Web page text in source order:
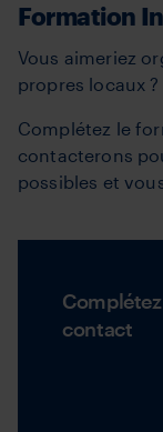
Formation
Vous aimeriez
propres locaux ?
Complétez le
contacterons
possibles et
contact